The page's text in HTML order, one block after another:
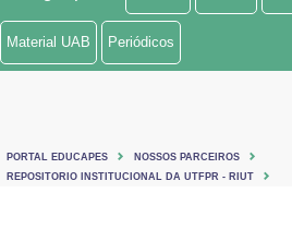
Ministério de Minas e Energia
Ministério do Turismo
Material UAB Periódicos
PORTAL EDUCAPES
NOSSOS PARCEIROS
REPOSITORIO INSTITUCIONAL DA UTFPR - RIUT